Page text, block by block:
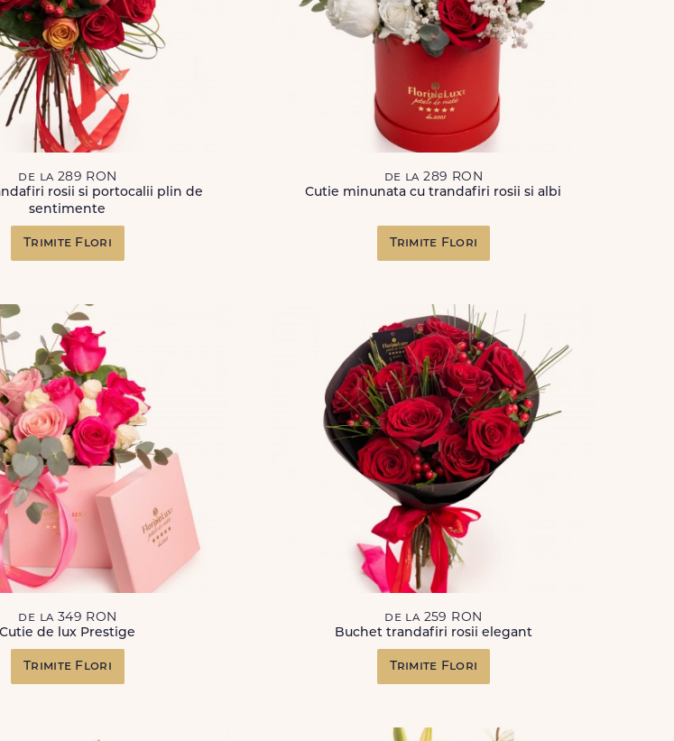
de la 289 RON
rosii si portocalii plin de
sentimente
Trimite Flori
de la 289 RON
Cutie minunata cu trandafiri rosii si albi
Trimite Flori
de la 349 RON
Cutie de lux Prestige
Trimite Flori
de la 259 RON
Buchet trandafiri rosii elegant
Trimite Flori